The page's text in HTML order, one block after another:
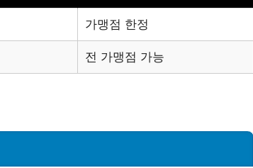
가맹점 한정
전 가맹점 가능